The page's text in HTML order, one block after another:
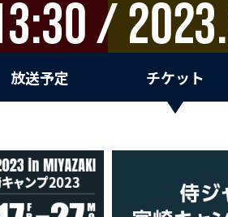
放送予定 チケット